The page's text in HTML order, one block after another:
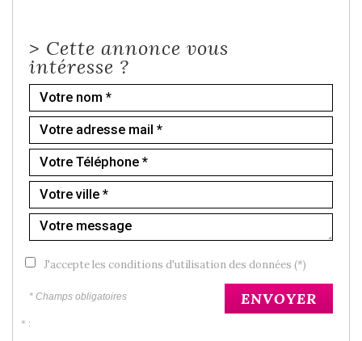
> Cette annonce vous
intéresse ?
J'accepte les conditions d'utilisation des données (*)
* Champs obligatoires ENVOYER
* :